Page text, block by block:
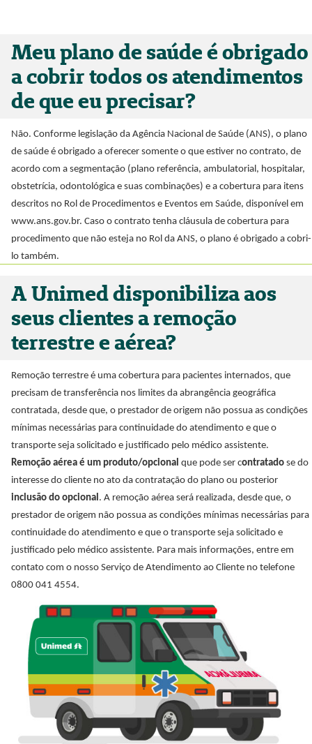
Meu plano de saúde é obrigado
a cobrir todos os atendimentos
de que eu precisar?
Não. Conforme legislação da Agência Nacional de Saúde (ANS), o plano
de saúde é obrigado a oferecer somente o que estiver no contrato, de
acordo com a segmentação (plano referência, ambulatorial, hospitalar,
obstetrícia, odontológica e suas combinações) e a cobertura para itens
descritos no Rol de Procedimentos e Eventos em Saúde, disponível em
www.ans.gov.br. Caso o contrato tenha cláusula de cobertura para
procedimento que não esteja no Rol da ANS, o plano é obrigado a cobri-
lo também.
A Unimed disponibiliza aos
seus clientes a remoção
terrestre e aérea?
Remoção terrestre é uma cobertura para pacientes internados, que
precisam de transferência nos limites da abrangência geográfica
contratada, desde que, o prestador de origem não possua as condições
mínimas necessárias para continuidade do atendimento e que o
transporte seja solicitado e justificado pelo médico assistente.
Remoção aérea é um produto/opcional que pode ser contratado se do
interesse do cliente no ato da contratação do plano ou posterior
inclusão do opcional. A remoção aérea será realizada, desde que, o
prestador de origem não possua as condições mínimas necessárias para
continuidade do atendimento e que o transporte seja solicitado e
justificado pelo médico assistente. Para mais informações, entre em
contato com o nosso Serviço de Atendimento ao Cliente no telefone
0800 041 4554.